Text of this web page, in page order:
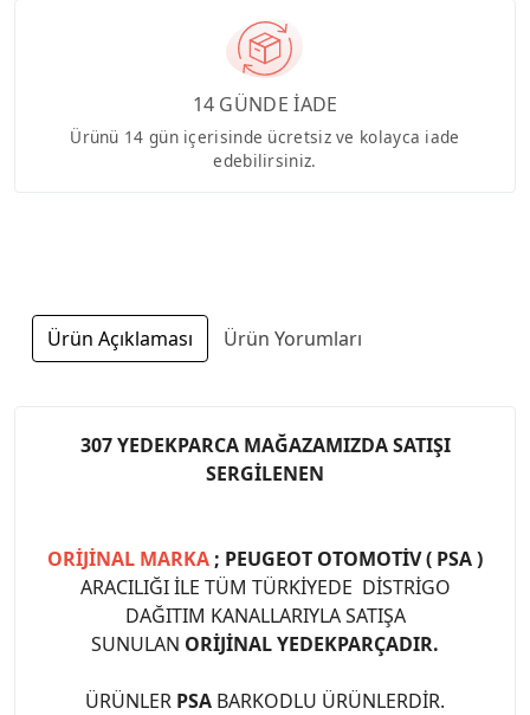
14 GÜNDE İADE
Ürünü 14 gün içerisinde ücretsiz ve kolayca iade
edebilirsiniz.
Ürün Açıklaması Ürün Yorumları
307 YEDEKPARCA MAĞAZAMIZDA SATIŞI
SERGİLENEN
ORİJİNAL MARKA ; PEUGEOT OTOMOTİV ( PSA )
ARACILIĞI İLE TÜM TÜRKİYEDE DİSTRİGO
DAĞITIM KANALLARIYLA SATIŞA
SUNULAN ORİJİNAL YEDEKPARÇADIR.
ÜRÜNLER PSA BARKODLU ÜRÜNLERDİR.